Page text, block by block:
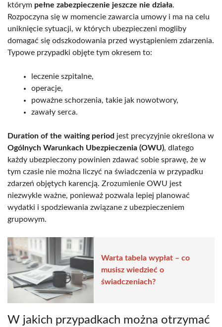
którym pełne zabezpieczenie jeszcze nie działa.
Rozpoczyna się w momencie zawarcia umowy i ma na celu
uniknięcie sytuacji, w których ubezpieczeni mogliby
domagać się odszkodowania przed wystąpieniem zdarzenia.
Typowe przypadki objęte tym okresem to:
leczenie szpitalne,
operacje,
poważne schorzenia, takie jak nowotwory,
zawały serca.
Duration of the waiting period jest precyzyjnie określona w
Ogólnych Warunkach Ubezpieczenia (OWU), dlatego
każdy ubezpieczony powinien zdawać sobie sprawę, że w
tym czasie nie można liczyć na świadczenia w przypadku
zdarzeń objętych karencją. Zrozumienie OWU jest
niezwykle ważne, ponieważ pozwala lepiej planować
wydatki i spodziewania związane z ubezpieczeniem
grupowym.
Warta tabela wypłat – co
musisz wiedzieć o
świadczeniach?
W jakich przypadkach można otrzymać